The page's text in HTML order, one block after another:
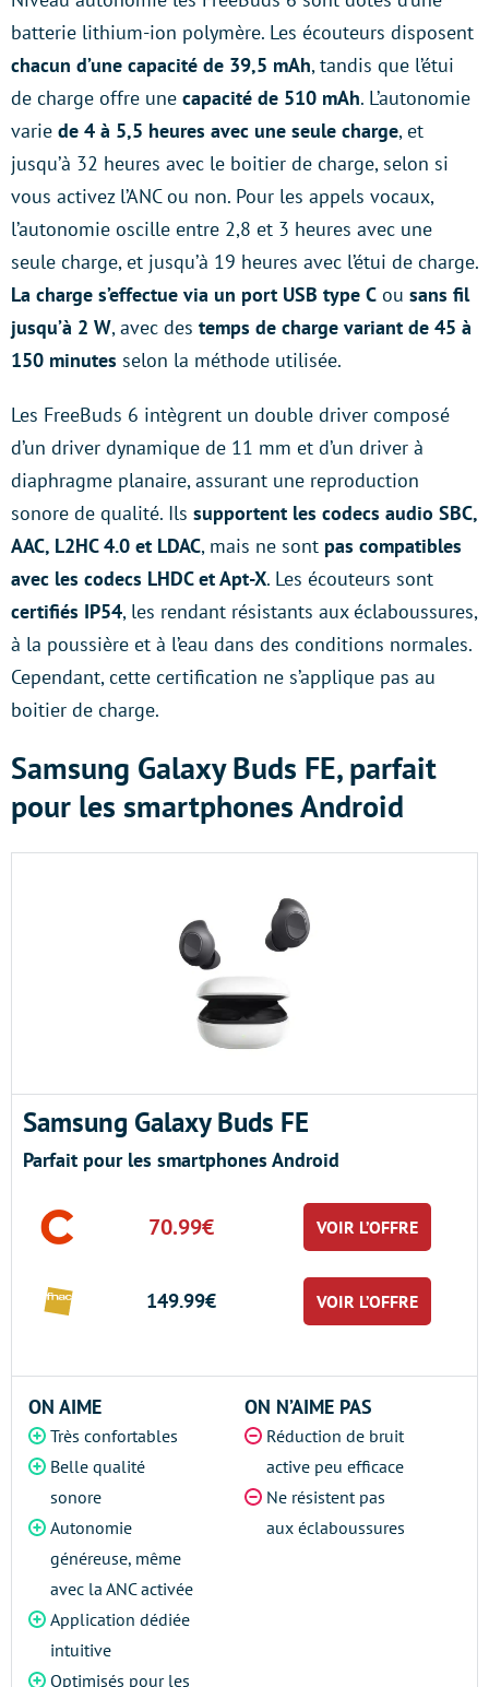
batterie lithium-ion polymère. Les écouteurs disposent
chacun d’une capacité de 39,5 mAh, tandis que l’étui
de charge offre une capacité de 510 mAh. L’autonomie
varie de 4 à 5,5 heures avec une seule charge, et
jusqu’à 32 heures avec le boitier de charge, selon si
vous activez l’ANC ou non. Pour les appels vocaux,
l’autonomie oscille entre 2,8 et 3 heures avec une
seule charge, et jusqu’à 19 heures avec l’étui de charge.
La charge s’effectue via un port USB type C ou sans fil
jusqu’à 2 W, avec des temps de charge variant de 45 à
150 minutes selon la méthode utilisée.
Les FreeBuds 6 intègrent un double driver composé
d’un driver dynamique de 11 mm et d’un driver à
diaphragme planaire, assurant une reproduction
sonore de qualité. Ils supportent les codecs audio SBC,
AAC, L2HC 4.0 et LDAC, mais ne sont pas compatibles
avec les codecs LHDC et Apt-X. Les écouteurs sont
certifiés IP54, les rendant résistants aux éclaboussures,
à la poussière et à l’eau dans des conditions normales.
Cependant, cette certification ne s’applique pas au
boitier de charge.
Samsung Galaxy Buds FE, parfait
pour les smartphones Android
Samsung Galaxy Buds FE
Parfait pour les smartphones Android
70.99€ VOIR L’OFFRE
149.99€ VOIR L’OFFRE
ON AIME
Très confortables
Belle qualité
sonore
Autonomie
généreuse, même
avec la ANC activée
Application dédiée
intuitive
Optimisés pour les
ON N’AIME PAS
Réduction de bruit
active peu efficace
Ne résistent pas
aux éclaboussures